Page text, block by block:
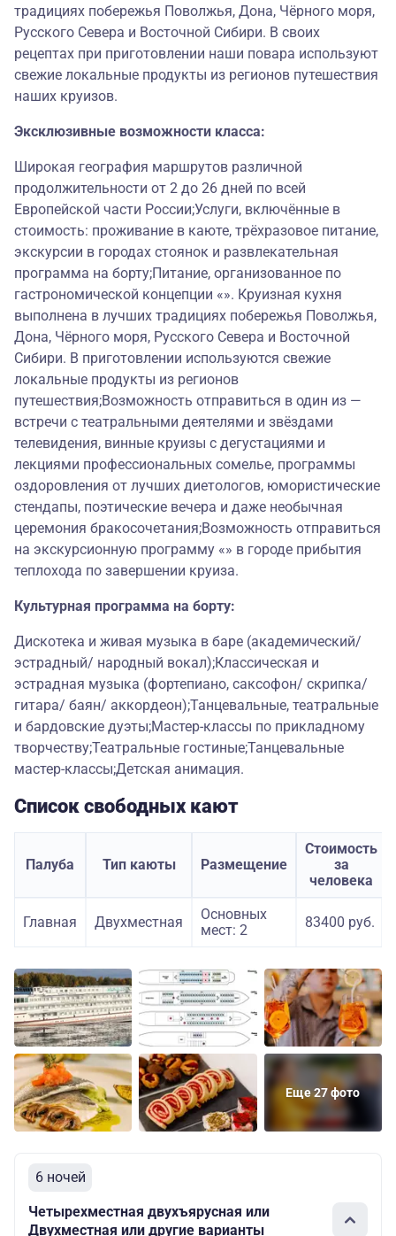
традициях побережья Поволжья, Дона, Чёрного моря,
Русского Севера и Восточной Сибири. В своих
рецептах при приготовлении наши повара используют
свежие локальные продукты из регионов путешествия
наших круизов.
Эксклюзивные возможности класса:
Широкая география маршрутов различной
продолжительности от 2 до 26 дней по всей
Европейской части России;Услуги, включённые в
стоимость: проживание в каюте, трёхразовое питание,
экскурсии в городах стоянок и развлекательная
программа на борту;Питание, организованное по
гастрономической концепции «». Круизная кухня
выполнена в лучших традициях побережья Поволжья,
Дона, Чёрного моря, Русского Севера и Восточной
Сибири. В приготовлении используются свежие
локальные продукты из регионов
путешествия;Возможность отправиться в один из —
встречи с театральными деятелями и звёздами
телевидения, винные круизы с дегустациями и
лекциями профессиональных сомелье, программы
оздоровления от лучших диетологов, юмористические
стендапы, поэтические вечера и даже необычная
церемония бракосочетания;Возможность отправиться
на экскурсионную программу «» в городе прибытия
теплохода по завершении круиза.
Культурная программа на борту:
Дискотека и живая музыка в баре (академический/
эстрадный/ народный вокал);Классическая и
эстрадная музыка (фортепиано, саксофон/ скрипка/
гитара/ баян/ аккордеон);Танцевальные, театральные
и бардовские дуэты;Мастер-классы по прикладному
творчеству;Театральные гостиные;Танцевальные
мастер-классы;Детская анимация.
Список свободных кают
Палуба Тип каюты Размещение
Стоимость
за
человека
Главная Двухместная
Основных
мест: 2
83400 руб.
Еще 27 фото
6 ночей
Четырехместная двухъярусная или
Двухместная или другие варианты